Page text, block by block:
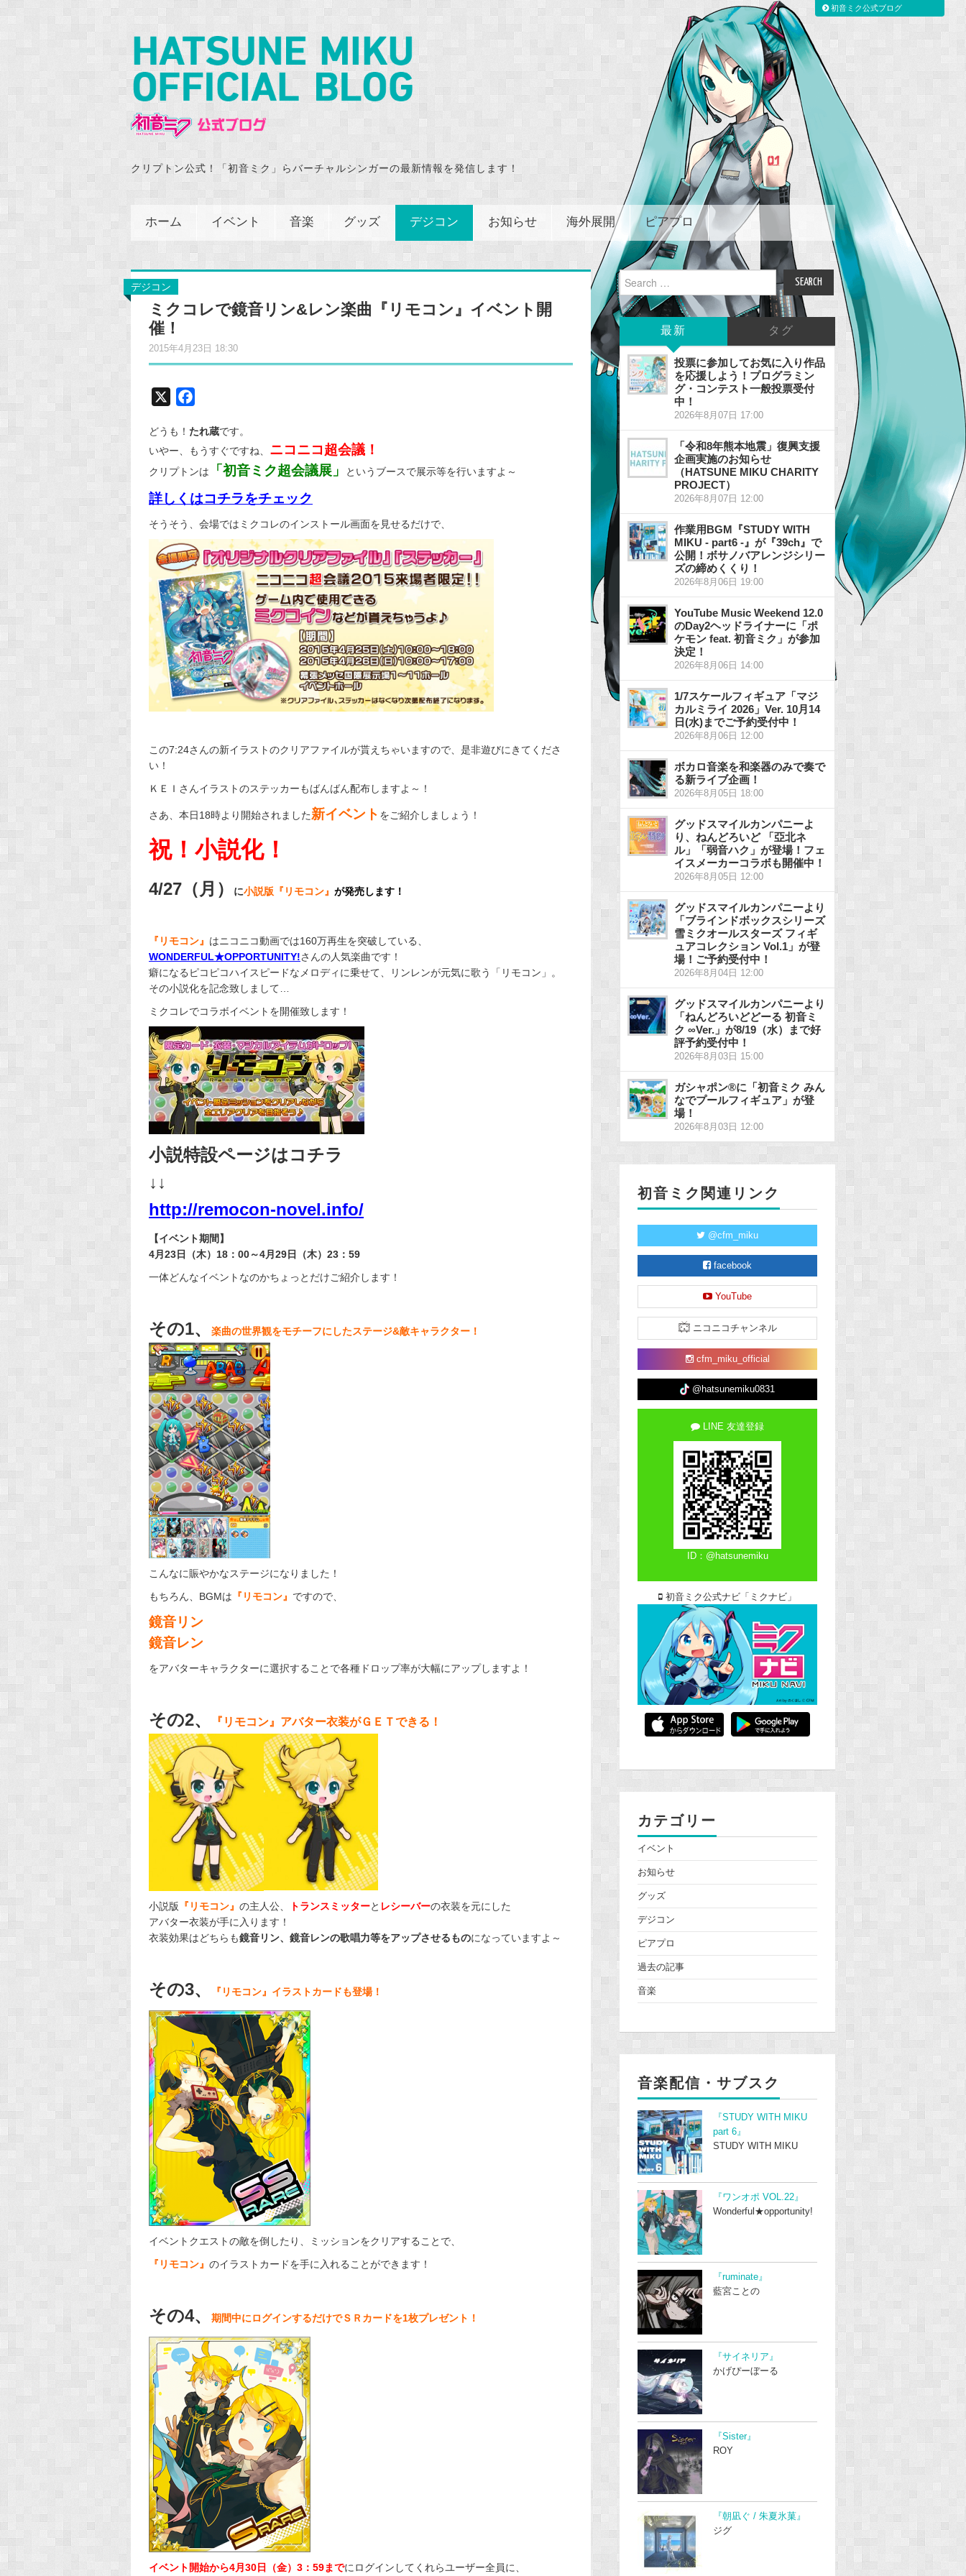
クリプトン公式！「初音ミク」らバーチャルシンガーの最新情報を発信します！
ホーム イベント 音楽 グッズ デジコン お知らせ 海外展開 ピアプロ
デジコン
ミクコレで鏡音リン&レン楽曲『リモコン』イベント開
催！
2015年4月23日 18:30
c
e
b
o
k
どうも！ たれ蔵です。
いやー、もうすぐですね、 ニコニコ超会議！
クリプトンは 「初音ミク超会議展」 というブースで展示等を行いますよ～
詳しくはコチラをチェック
そうそう、会場ではミクコレのインストール画面を見せるだけで、
この7:24さんの新イラストのクリアファイルが貰えちゃいますので、是非遊びにきてくださ
い！
ＫＥＩさんイラストのステッカーもばんばん配布しますよ～！
さあ、本日18時より開始されました新イベント をご紹介しましょう！
祝！小説化！
4/27（月） に小説版『リモコン』 が発売します！
『リモコン』 はニコニコ動画では160万再生を突破している、
WONDERFUL★OPPORTUNITY!さんの人気楽曲です！
癖になるピコピコハイスピードなメロディに乗せて、リンレンが元気に歌う「リモコン」。
その小説化を記念致しまして…
ミクコレでコラボイベントを開催致します！
小説特設ページはコチラ
↓↓
http://remocon-novel.info/
【イベント期間】
4月23日（木）18：00～4月29日（木）23：59
一体どんなイベントなのかちょっとだけご紹介します！
その1、 楽曲の世界観をモチーフにしたステージ&敵キャラクター！
こんなに賑やかなステージになりました！
もちろん、BGMは 『リモコン』 ですので、
鏡音リン
鏡音レン
をアバターキャラクターに選択することで各種ドロップ率が大幅にアップしますよ！
その2、 『リモコン』アバター衣装がＧＥＴできる！
小説版 『リモコン』 の主人公、 トランスミッターと レシーバーの衣装を元にした
アバター衣装が手に入ります！
衣装効果はどちらも鏡音リン、鏡音レンの歌唱力等をアップさせるものになっていますよ～
その3、 『リモコン』イラストカードも登場！
イベントクエストの敵を倒したり、ミッションをクリアすることで、
『リモコン』 のイラストカードを手に入れることができます！
その4、 期間中にログインするだけでＳＲカードを1枚プレゼント！
イベント開始から4月30日（金）3：59までにログインしてくれらユーザー全員に、
Search
for:
最新 タグ
投票に参加してお気に入り作品
を応援しよう！プログラミン
グ・コンテスト一般投票受付
中！
2026年8月07日 17:00
「令和8年熊本地震」復興支援
企画実施のお知らせ
（HATSUNE MIKU CHARITY
PROJECT）
2026年8月07日 12:00
作業用BGM『STUDY WITH
MIKU - part6 -』が『39ch』で
公開！ボサノバアレンジシリー
ズの締めくくり！
2026年8月06日 19:00
YouTube Music Weekend 12.0
のDay2ヘッドライナーに「ポ
ケモン feat. 初音ミク」が参加
決定！
2026年8月06日 14:00
1/7スケールフィギュア「マジ
カルミライ 2026」Ver. 10月14
日(水)までご予約受付中！
2026年8月06日 12:00
ボカロ音楽を和楽器のみで奏で
る新ライブ企画！
2026年8月05日 18:00
グッドスマイルカンパニーよ
り、ねんどろいど 「亞北ネ
ル」「弱音ハク」が登場！フェ
イスメーカーコラボも開催中！
2026年8月05日 12:00
グッドスマイルカンパニーより
「ブラインドボックスシリーズ
雪ミクオールスターズ フィギ
ュアコレクション Vol.1」が登
場！ご予約受付中！
2026年8月04日 12:00
グッドスマイルカンパニーより
「ねんどろいどどーる 初音ミ
ク ∞Ver.」が8/19（水）まで好
評予約受付中！
2026年8月03日 15:00
ガシャポン®に「初音ミク みん
なでプールフィギュア」が登
場！
2026年8月03日 12:00
初音ミク関連リンク
@cfm_miku
facebook
YouTube
ニコニコチャンネル
cfm_miku_official
@hatsunemiku0831
LINE 友達登録
ID：@hatsunemiku
初音ミク公式ナビ「ミクナビ」
カテゴリー
イベント
お知らせ
グッズ
デジコン
ピアプロ
過去の記事
音楽
音楽配信・サブスク
『STUDY WITH MIKU
part 6』
STUDY WITH MIKU
『ワンオポ VOL.22』
Wonderful★opportunity!
『ruminate』
藍宮ことの
『サイネリア』
かげぴーぼーる
『Sister』
ROY
『朝凪ぐ / 朱夏氷菓』
ジグ
初音ミク公式ブログ